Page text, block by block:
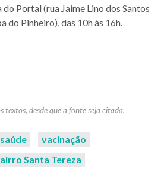
Portal (rua Jaime Lino dos Santos
do Pinheiro), das 10h às 16h.
vacinação
Santa Tereza